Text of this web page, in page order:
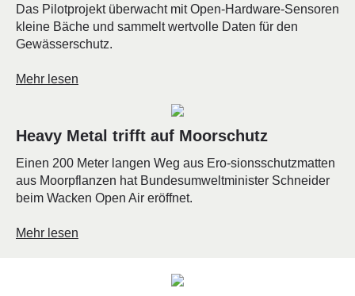
Das Pilotprojekt überwacht mit Open-Hardware-Sensoren
kleine Bäche und sammelt wertvolle Daten für den
Gewässerschutz.
Mehr lesen
Heavy Metal trifft auf Moorschutz
Einen 200 Meter langen Weg aus Ero-sionsschutzmatten
aus Moorpflanzen hat Bundesumweltminister Schneider
beim Wacken Open Air eröffnet.
Mehr lesen